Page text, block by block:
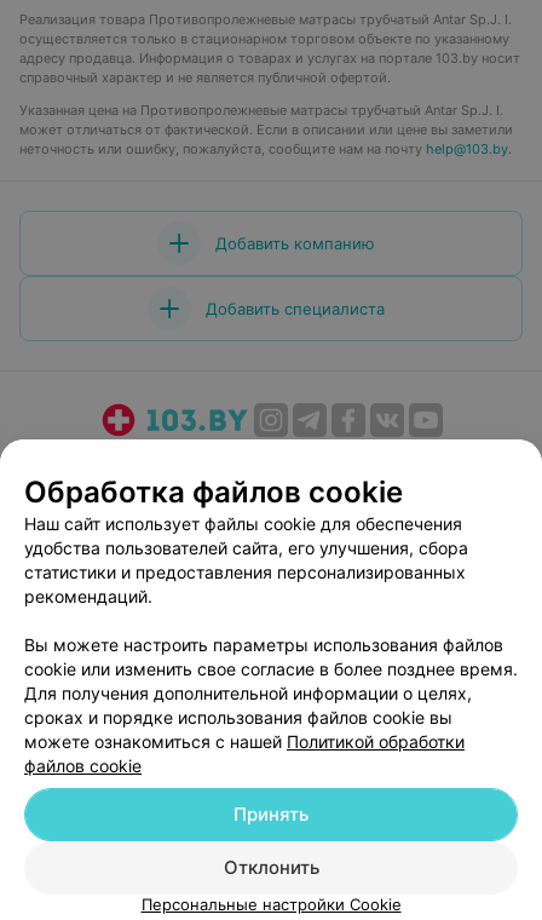
Реализация товара Противопролежневые матрасы трубчатый Antar Sp.J. I.
осуществляется только в стационарном торговом объекте по указанному
адресу продавца. Информация о товарах и услугах на портале 103.by носит
справочный характер и не является публичной офертой.
Указанная цена на Противопролежневые матрасы трубчатый Antar Sp.J. I.
может отличаться от фактической. Если в описании или цене вы заметили
неточность или ошибку, пожалуйста, сообщите нам на почту help@103.by.
Добавить компанию
Добавить специалиста
Медицинский маркетинг
Публичный договор
Пользовательское соглашение
Способы оплаты
Вакансии
Партнеры
Персональные настройки cookie
Обработка персональных данных
© 2026 ООО «Артокс Лаб», УНП 191700409| 220012, Республика Беларусь,
Обработка файлов cookie
Наш сайт использует файлы cookie для обеспечения
удобства пользователей сайта, его улучшения, сбора
статистики и предоставления персонализированных
рекомендаций.
Вы можете настроить параметры использования файлов
cookie или изменить свое согласие в более позднее время.
Для получения дополнительной информации о целях,
сроках и порядке использования файлов cookie вы
можете ознакомиться с нашей Политикой обработки
файлов cookie
Отклонить
Принять
Персональные настройки Cookie